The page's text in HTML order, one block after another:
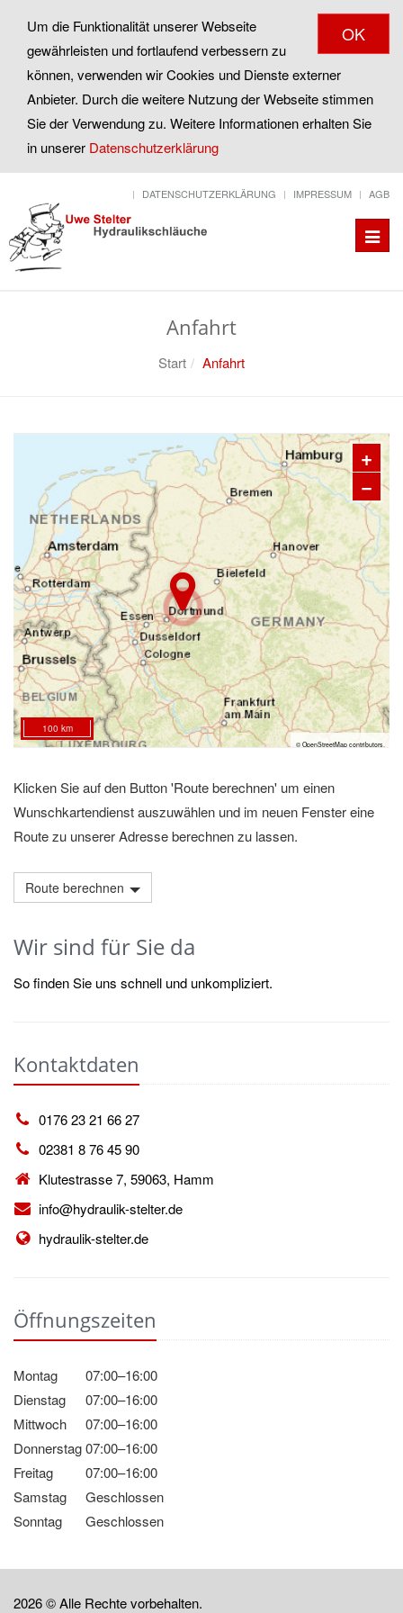
OK
Um die Funktionalität unserer Webseite
gewährleisten und fortlaufend verbessern zu
können, verwenden wir Cookies und Dienste externer
Anbieter. Durch die weitere Nutzung der Webseite stimmen
Sie der Verwendung zu. Weitere Informationen erhalten Sie
in unserer Datenschutzerklärung
DATENSCHUTZERKLÄRUNG IMPRESSUM AGB
Toggle
Anfahrt
Start Anfahrt
+
−
© OpenStreetMapcontributors.
100 km
Klicken Sie auf den Button 'Route berechnen' um einen
Wunschkartendienst auszuwählen und im neuen Fenster eine
Route zu unserer Adresse berechnen zu lassen.
Route berechnen
Wir sind für Sie da
So finden Sie uns schnell und unkompliziert.
Kontaktdaten
0176 23 21 66 27
02381 8 76 45 90
Klutestrasse 7, 59063, Hamm
info@hydraulik-stelter.de
hydraulik-stelter.de
Öffnungszeiten
Montag
07:00–16:00
Dienstag
07:00–16:00
Mittwoch
07:00–16:00
Donnerstag07:00–16:00
Freitag
07:00–16:00
Samstag
Geschlossen
Sonntag
Geschlossen
2026 © Alle Rechte vorbehalten.